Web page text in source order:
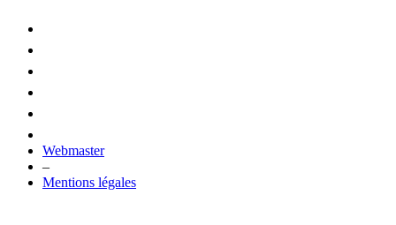
Webmaster
–
Mentions légales